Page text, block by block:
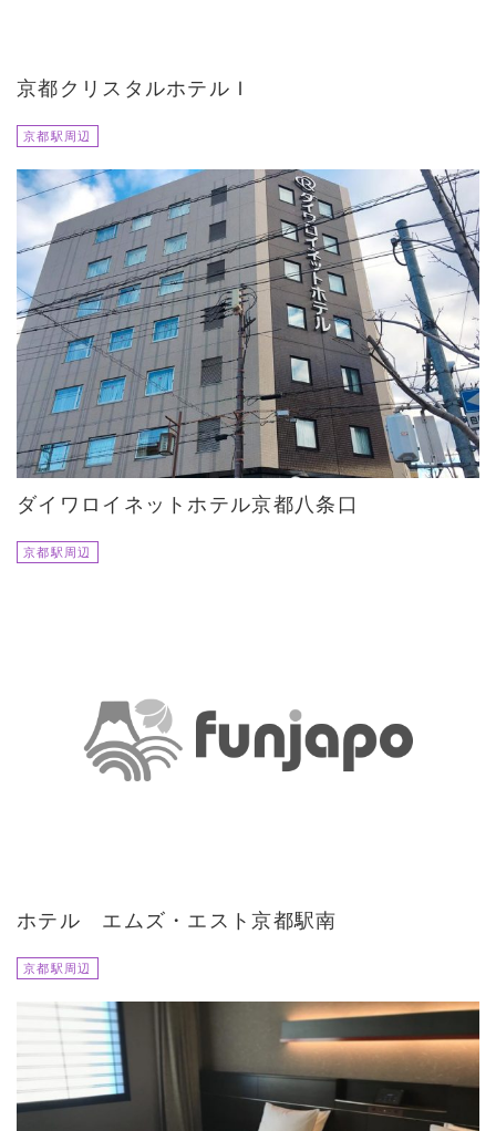
京都クリスタルホテルＩ
京都駅周辺
ダイワロイネットホテル京都八条口
京都駅周辺
ホテル エムズ・エスト京都駅南
京都駅周辺